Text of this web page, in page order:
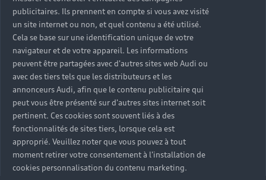
Demander un essai
Contactez-nous
Hybride rechargeable
Sport
Offres du moment
Entretenir et réparer mon Audi
Action de Service EA 189
Cotrans Assistance
Campagne de rappel Airbag Takata
Univers Audi
Notre vision
Audi Sport
Carrières
© 2024 Cotrans Automobiles. Tous droits réservés.
Mentions légales
Politique sur les cookies
Gérer vos cookies
Politique de confidentialité
publicitaires. Ils prennent en compte si vous avez visité
un site internet ou non, et quel contenu a été utilisé.
Cela se base sur une identification unique de votre
navigateur et de votre appareil. Les informations
peuvent être partagées avec d'autres sites web Audi ou
avec des tiers tels que les distributeurs et les
annonceurs Audi, afin que le contenu publicitaire qui
peut vous être présenté sur d'autres sites internet soit
pertinent. Ces cookies sont souvent liés à des
fonctionnalités de sites tiers, lorsque cela est
approprié. Veuillez noter que vous pouvez à tout
moment retirer votre consentement à l'installation de
cookies personnalisation du contenu marketing.